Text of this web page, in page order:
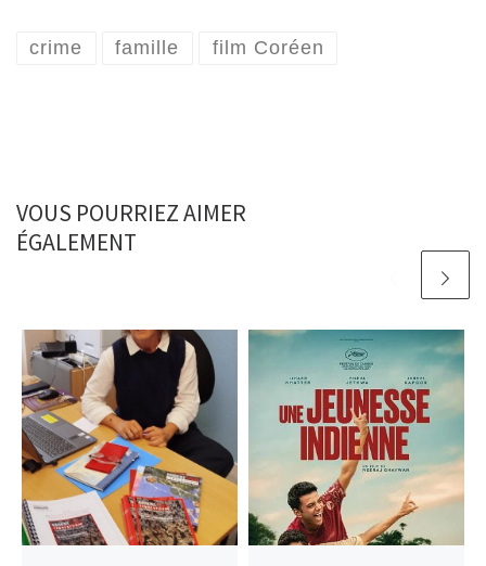
crime famille film Coréen
VOUS POURRIEZ AIMER
ÉGALEMENT